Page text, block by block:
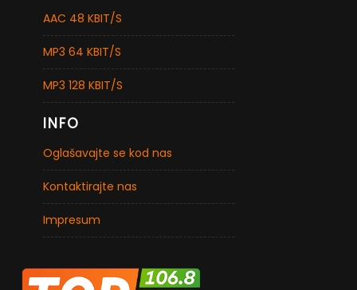
AAC 48 KBIT/S
MP3 64 KBIT/S
MP3 128 KBIT/S
INFO
Oglašavajte se kod nas
Kontaktirajte nas
Impresum